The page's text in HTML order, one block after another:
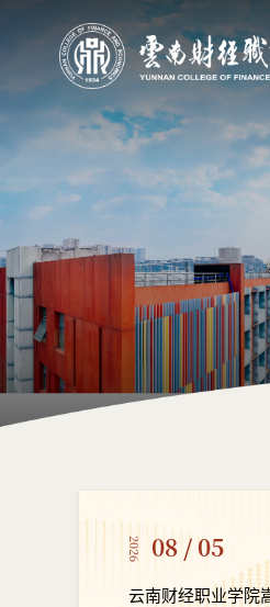
2026 08 / 05
云南财经职业学院